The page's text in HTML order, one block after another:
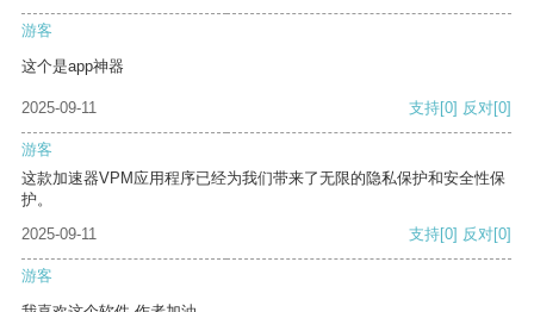
游客
这个是app神器
2025-09-11 支持[0] 反对[0]
游客
这款加速器VPM应用程序已经为我们带来了无限的隐私保护和安全性保
护。
2025-09-11
支持[0] 反对[0]
游客